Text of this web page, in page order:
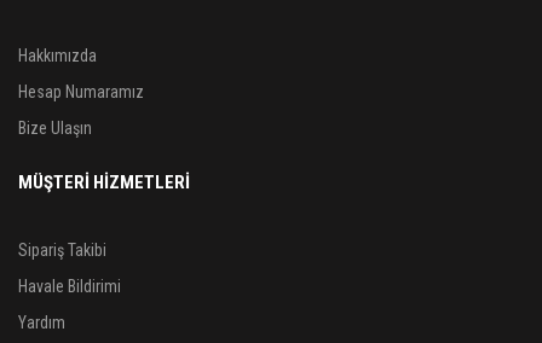
Hakkımızda
Hesap Numaramız
Bize Ulaşın
MÜŞTERİ HİZMETLERİ
Sipariş Takibi
Havale Bildirimi
Yardım